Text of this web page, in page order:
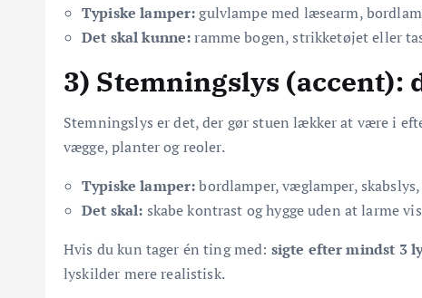
Typiske lamper:gulvlampe med læsearm,
Det skal kunne:ramme bogen, strikketøjet eller
3) Stemningslys (accent):
Stemningslys er det, der gør stuen lækker at være i
vægge, planter og reoler.
Typiske lamper:bordlamper, væglamper,
Det skal: skabe kontrast og hygge uden at larme
Hvis du kun tager én ting med: sigte efter mindst 3
lyskilder mere realistisk.